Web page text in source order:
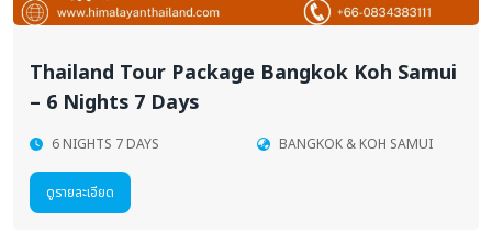
Thailand Tour Package Bangkok Koh Samui
– 6 Nights 7 Days
6 NIGHTS 7 DAYS BANGKOK & KOH SAMUI
ดูรายละเอียด